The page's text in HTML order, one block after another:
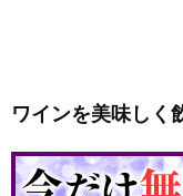
ワインを美味しく